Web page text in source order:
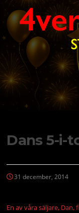
Hoppa
innehåll
Dans 5-i-
31 december, 2014
En av våra säljare,